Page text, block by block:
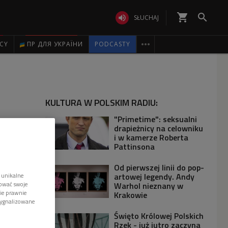
 SŁUCHAJ shopping_cart 
ПР ДЛЯ УКРАЇНИ PODCASTY 
KULTURA W POLSKIM RADIU:
"Primetime": seksualni
drapieżnicy na celowniku
i w kamerze Roberta
Pattinsona
Od pierwszej linii do pop-
artowej legendy. Andy
Warhol nieznany w
Krakowie
Święto Królowej Polskich
Rzek - już jutro zaczyna
swoje
prawnie